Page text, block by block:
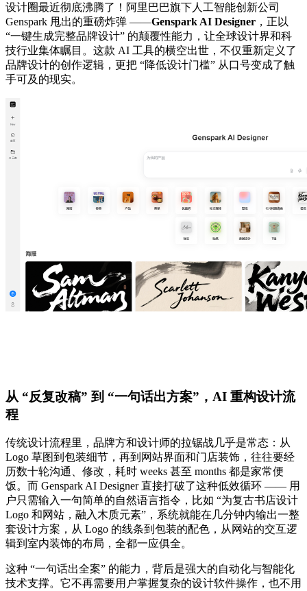
设计圈最近彻底沸腾了！阿里巴巴旗下人工智能创新公司
Genspark 甩出的重磅炸弹 ——Genspark AI Designer ，正以
“一键生成完整品牌设计” 的颠覆性能力，让全球设计界和科
技行业集体瞩目。这款 AI 工具的横空出世，不仅重新定义了
品牌设计的创作逻辑，更把 “降低设计门槛” 从口号变成了触
手可及的现实。
从 “反复改稿” 到 “一句话出方案”，AI 重构设计流
程
传统设计流程里，品牌方和设计师的拉锯战几乎是常态：从
Logo 草图到包装细节，再到网站界面和门店装饰，往往要经
历数十轮沟通、修改，耗时 weeks 甚至 months 都是家常便
饭。而 Genspark AI Designer 直接打破了这种低效循环 —— 用
户只需输入一句简单的自然语言指令，比如 “为复古书店设计
Logo 和网站，融入木质元素”，系统就能在几分钟内输出一整
套设计方案，从 Logo 的线条到包装的配色，从网站的交互逻
辑到室内装饰的布局，全都一应俱全。
这种 “一句话出全案” 的能力，背后是强大的自动化与智能化
技术支撑。它不再需要用户掌握复杂的设计软件操作，也不用